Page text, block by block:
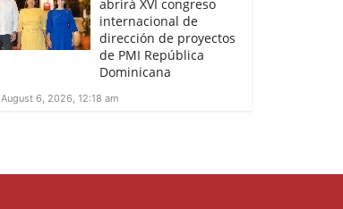
abrirá XVI congreso
internacional de
dirección de proyectos
de PMI República
Dominicana
August 6, 2026, 12:18 am